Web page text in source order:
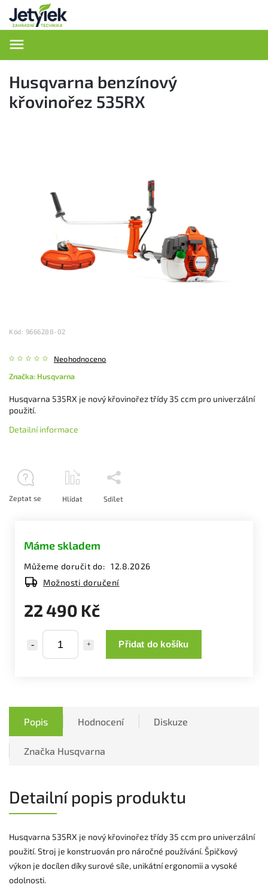
Husqvarna benzínový
křovinořez 535RX
Kód: 9666288-02
Neohodnoceno
Značka: Husqvarna
22 490 Kč
Přidat do košíku
Máme skladem
Můžeme doručit do: 12.8.2026
Možnosti doručení
Husqvarna 535RX je nový křovinořez třídy 35 ccm pro univerzální
použití.
Detailní informace
Zeptat se Hlídat Sdílet
Popis Hodnocení Diskuze
Značka Husqvarna
Detailní popis produktu
Husqvarna 535RX je nový křovinořez třídy 35 ccm pro univerzální
použití. Stroj je konstruován pro náročné používání. Špičkový
výkon je docílen díky surové síle, unikátní ergonomii a vysoké
odolnosti.